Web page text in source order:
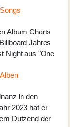
Album Charts
Jahres
Night aus "One
in den
2023 hat er
Dutzend der